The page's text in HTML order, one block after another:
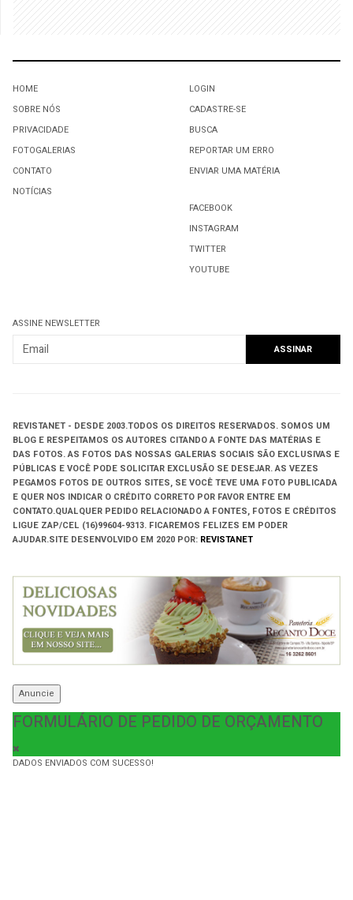
HOME
SOBRE NÓS
PRIVACIDADE
FOTOGALERIAS
CONTATO
NOTÍCIAS
LOGIN
CADASTRE-SE
BUSCA
REPORTAR UM ERRO
ENVIAR UMA MATÉRIA
FACEBOOK
INSTAGRAM
TWITTER
YOUTUBE
ASSINE NEWSLETTER
REVISTANET - DESDE 2003.TODOS OS DIREITOS RESERVADOS. SOMOS UM
BLOG E RESPEITAMOS OS AUTORES CITANDO A FONTE DAS MATÉRIAS E
DAS FOTOS. AS FOTOS DAS NOSSAS GALERIAS SOCIAIS SÃO EXCLUSIVAS E
PÚBLICAS E VOCÊ PODE SOLICITAR EXCLUSÃO SE DESEJAR. AS VEZES
PEGAMOS FOTOS DE OUTROS SITES, SE VOCÊ TEVE UMA FOTO PUBLICADA
E QUER NOS INDICAR O CRÉDITO CORRETO POR FAVOR ENTRE EM
CONTATO.QUALQUER PEDIDO RELACIONADO A FONTES, FOTOS E CRÉDITOS
LIGUE ZAP/CEL (16)99604-9313. FICAREMOS FELIZES EM PODER
AJUDAR.SITE DESENVOLVIDO EM 2020 POR: REVISTANET
Anuncie
FORMULÁRIO DE PEDIDO DE ORÇAMENTO
DADOS ENVIADOS COM SUCESSO!